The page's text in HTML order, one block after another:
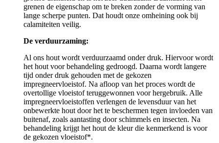
grenen de eigenschap om te breken zonder de vorming van
lange scherpe punten. Dat houdt onze omheining ook bij
calamiteiten veilig.
De verduurzaming:
Al ons hout wordt verduurzaamd onder druk. Hiervoor wordt
het hout voor behandeling gedroogd. Daarna wordt langere
tijd onder druk gehouden met de gekozen
impregneervloeistof. Na afloop van het proces wordt de
overtollige vloeistof teruggewonnen voor hergebruik. Alle
impregneervloeistoffen verlengen de levensduur van het
onbewerkte hout door het te beschermen tegen invloeden van
buitenaf, zoals aantasting door schimmels en insecten. Na
behandeling krijgt het hout de kleur die kenmerkend is voor
de gekozen vloeistof*.